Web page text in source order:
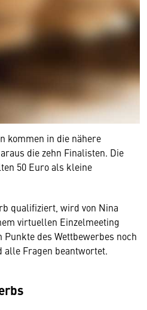
kommen in die nähere
die zehn Finalisten. Die
50 Euro als kleine
qualifiziert, wird von Nina
virtuellen Einzelmeeting
des Wettbewerbes noch
alle Fragen beantwortet.